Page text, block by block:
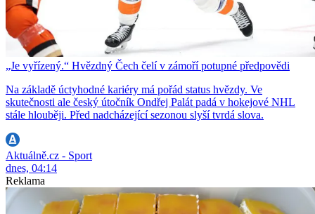
„Je vyřízený.“ Hvězdný Čech čelí v zámoří potupné předpovědi
Na základě úctyhodné kariéry má pořád status hvězdy. Ve
skutečnosti ale český útočník Ondřej Palát padá v hokejové NHL
stále hlouběji. Před nadcházející sezonou slyší tvrdá slova.
Aktuálně.cz - Sport
dnes, 04:14
Reklama